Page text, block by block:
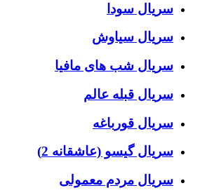
سریال سودا
سریال سیاوش
سریال شب های مافیا
سریال قبله عالم
سریال قورباغه
سریال گیسو (عاشقانه 2)
سریال مردم معمولی